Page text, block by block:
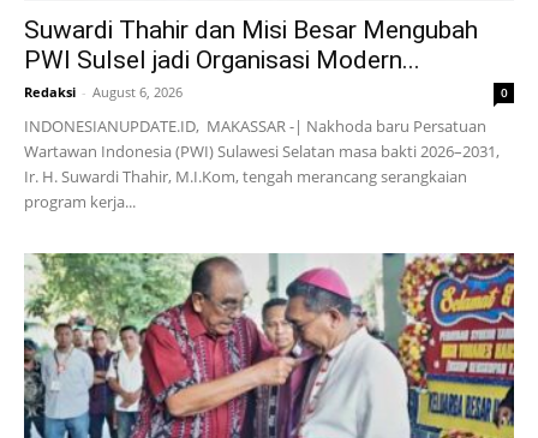
Suwardi Thahir dan Misi Besar Mengubah
PWI Sulsel jadi Organisasi Modern...
Redaksi - August 6, 2026 0
INDONESIANUPDATE.ID, MAKASSAR -| Nakhoda baru Persatuan
Wartawan Indonesia (PWI) Sulawesi Selatan masa bakti 2026–2031,
Ir. H. Suwardi Thahir, M.I.Kom, tengah merancang serangkaian
program kerja...